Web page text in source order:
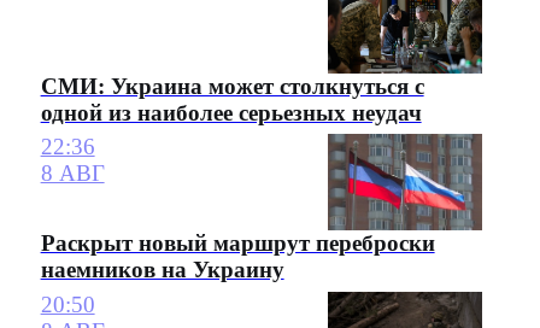
СМИ: Украина может столкнуться с
одной из наиболее серьезных неудач
22:36
8 АВГ
Раскрыт новый маршрут переброски
наемников на Украину
20:50